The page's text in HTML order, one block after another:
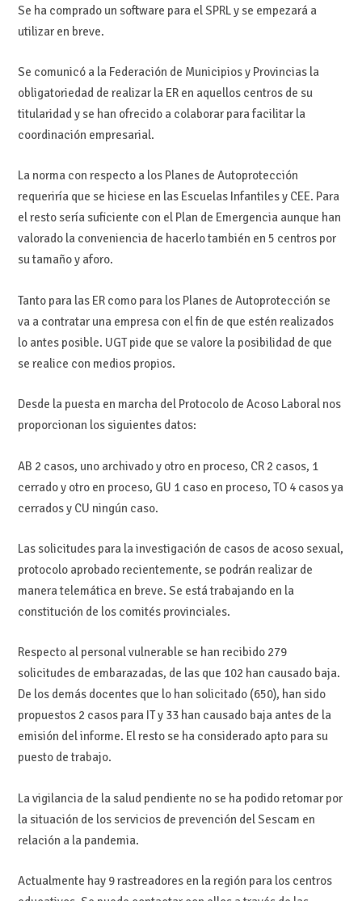
Se ha comprado un software para el SPRL y se empezará a
utilizar en breve.
Se comunicó a la Federación de Municipios y Provincias la
obligatoriedad de realizar la ER en aquellos centros de su
titularidad y se han ofrecido a colaborar para facilitar la
coordinación empresarial.
La norma con respecto a los Planes de Autoprotección
requeriría que se hiciese en las Escuelas Infantiles y CEE. Para
el resto sería suficiente con el Plan de Emergencia aunque han
valorado la conveniencia de hacerlo también en 5 centros por
su tamaño y aforo.
Tanto para las ER como para los Planes de Autoprotección se
va a contratar una empresa con el fin de que estén realizados
lo antes posible. UGT pide que se valore la posibilidad de que
se realice con medios propios.
Desde la puesta en marcha del Protocolo de Acoso Laboral nos
proporcionan los siguientes datos:
AB 2 casos, uno archivado y otro en proceso, CR 2 casos, 1
cerrado y otro en proceso, GU 1 caso en proceso, TO 4 casos ya
cerrados y CU ningún caso.
Las solicitudes para la investigación de casos de acoso sexual,
protocolo aprobado recientemente, se podrán realizar de
manera telemática en breve. Se está trabajando en la
constitución de los comités provinciales.
Respecto al personal vulnerable se han recibido 279
solicitudes de embarazadas, de las que 102 han causado baja.
De los demás docentes que lo han solicitado (650), han sido
propuestos 2 casos para IT y 33 han causado baja antes de la
emisión del informe. El resto se ha considerado apto para su
puesto de trabajo.
La vigilancia de la salud pendiente no se ha podido retomar por
la situación de los servicios de prevención del Sescam en
relación a la pandemia.
Actualmente hay 9 rastreadores en la región para los centros